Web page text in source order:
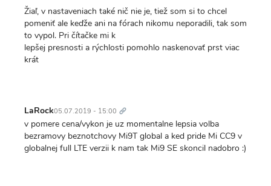
Žiaľ, v nastaveniach také nič nie je, tiež som si to chcel
pomeniť ale keďže ani na fórach nikomu neporadili, tak som
to vypol. Pri čítačke mi k
lepšej presnosti a rýchlosti pomohlo naskenovať prst viac
krát
LaRock05.07.2019 - 15:00 odkaz
v pomere cena/vykon je uz momentalne lepsia volba
bezramovy beznotchovy Mi9T global a ked pride Mi CC9 v
globalnej full LTE verzii k nam tak Mi9 SE skoncil nadobro :)